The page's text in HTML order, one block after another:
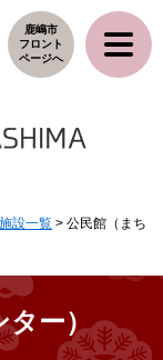
鹿嶋市
フロント
ページへ
設一覧 > 公民館（まち
ター）